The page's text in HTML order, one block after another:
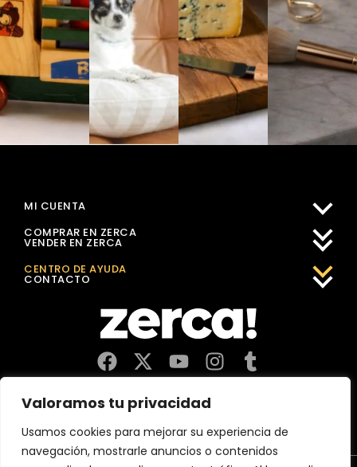
Valoramos tu privacidad
Usamos cookies para mejorar su experiencia de
navegación, mostrarle anuncios o contenidos
Comercios, productores y distribuidores locales. Pagan
impuestos aquí, y dinamizan economía y empleo en tu
MI CUENTA
COMPRAR EN ZERCA
VENDER EN ZERCA
CENTRO DE AYUDA
CONTACTO